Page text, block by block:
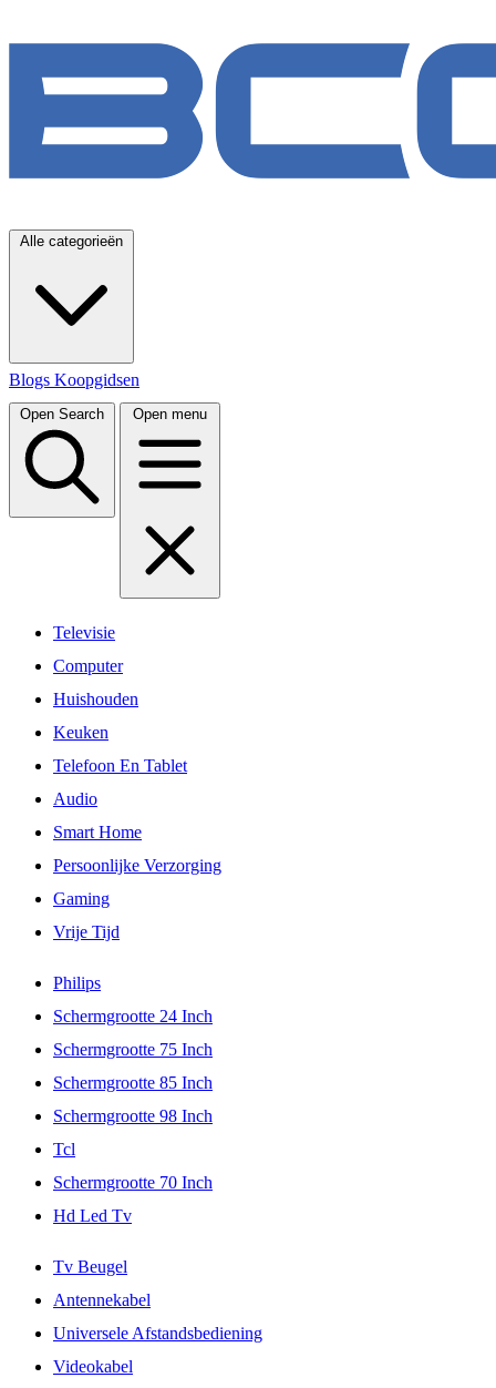
Alle categorieën
Blogs Koopgidsen
Open Search Open menu
Televisie
Computer
Huishouden
Keuken
Telefoon En Tablet
Audio
Smart Home
Persoonlijke Verzorging
Gaming
Vrije Tijd
Philips
Schermgrootte 24 Inch
Schermgrootte 75 Inch
Schermgrootte 85 Inch
Schermgrootte 98 Inch
Tcl
Schermgrootte 70 Inch
Hd Led Tv
Tv Beugel
Antennekabel
Universele Afstandsbediening
Videokabel